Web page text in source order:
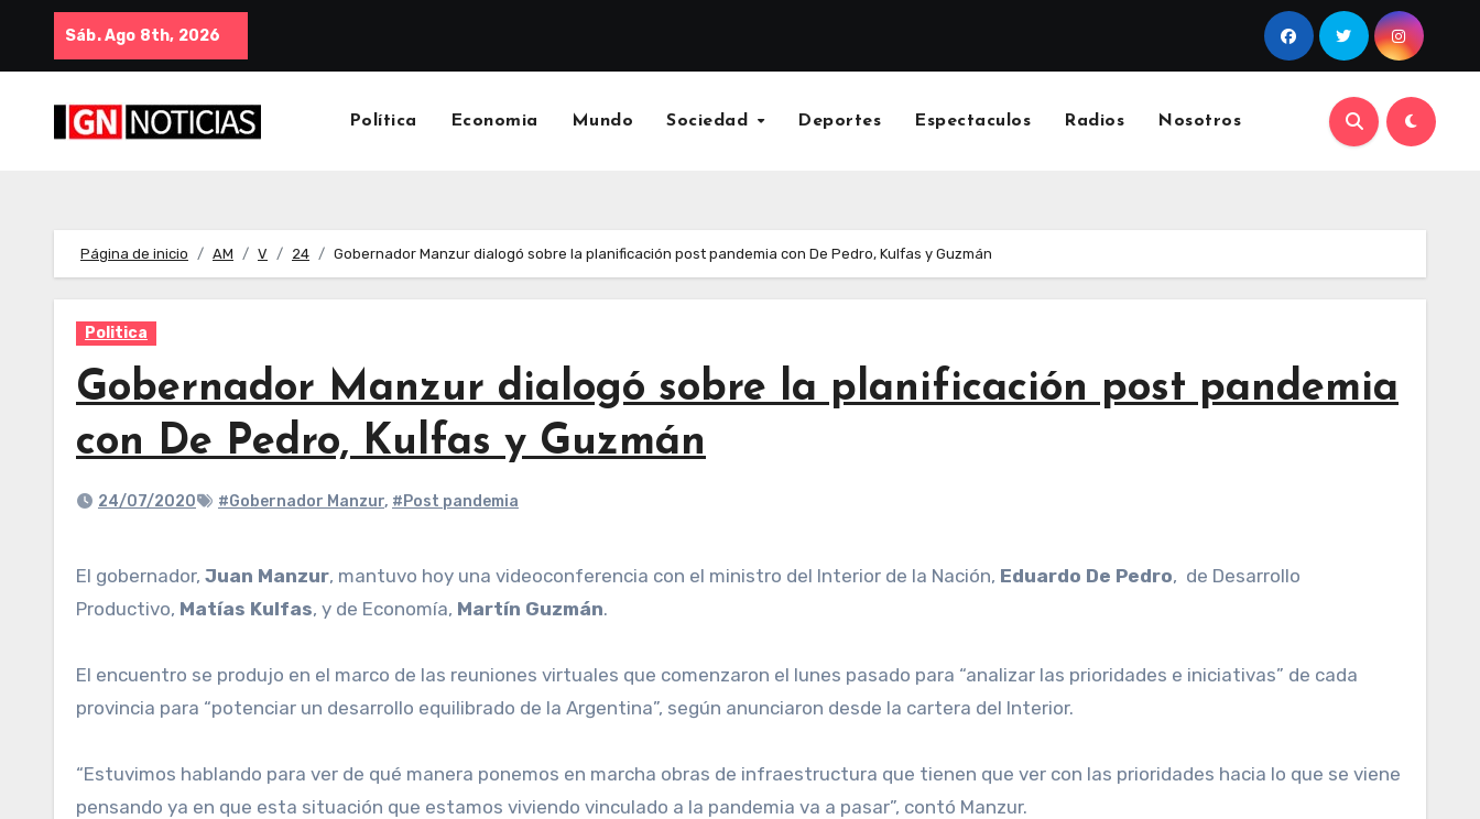
Sáb. Ago 8th, 2026
Política Economia Mundo Sociedad Deportes Espectaculos Radios Nosotros
Página de inicio AM V 24 Gobernador Manzur dialogó sobre la planificación post pandemia con De Pedro, Kulfas y Guzmán
Politica
Gobernador Manzur dialogó sobre la planificación post pandemia
con De Pedro, Kulfas y Guzmán
24/07/2020 #Gobernador Manzur, #Post pandemia
El gobernador, Juan Manzur, mantuvo hoy una videoconferencia con el ministro del Interior de la Nación, Eduardo De Pedro, de Desarrollo
Productivo, Matías Kulfas, y de Economía, Martín Guzmán.
El encuentro se produjo en el marco de las reuniones virtuales que comenzaron el lunes pasado para “analizar las prioridades e iniciativas” de cada
provincia para “potenciar un desarrollo equilibrado de la Argentina”, según anunciaron desde la cartera del Interior.
“Estuvimos hablando para ver de qué manera ponemos en marcha obras de infraestructura que tienen que ver con las prioridades hacia lo que se viene
pensando ya en que esta situación que estamos viviendo vinculado a la pandemia va a pasar”, contó Manzur.